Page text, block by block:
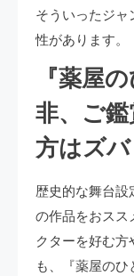
そういったジャ
性があります。
『薬屋
非、ご
方はズバ
歴史的な舞台設
の作品をおスス
クターを好む
も、『薬屋のひ